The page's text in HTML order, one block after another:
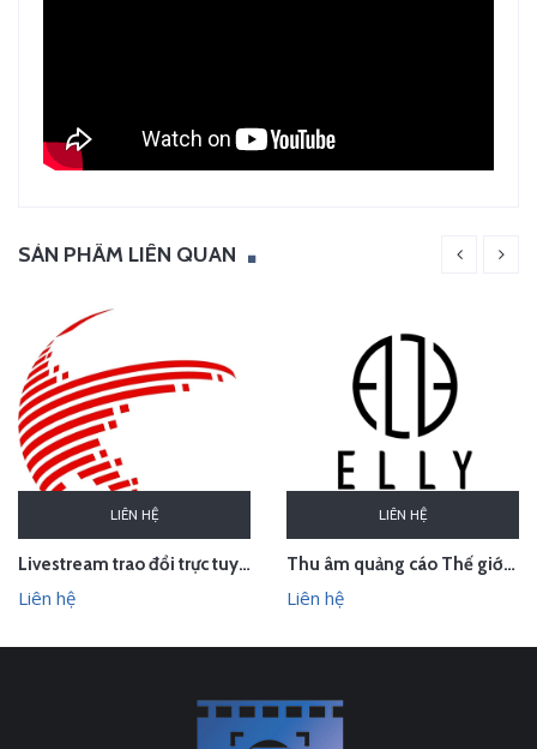
SẢN PHẨM LIÊN QUAN
LIÊN HỆ
Livestream trao đổi trực tuyến về sở hữu trí tuệ trong hiệp định EVFTA
Liên hệ
LIÊN HỆ
Thu âm quảng cáo Thế giới thời trang phụ kiện cao cấp ELLY, Sơn Tây, Hà Nội
Liên hệ